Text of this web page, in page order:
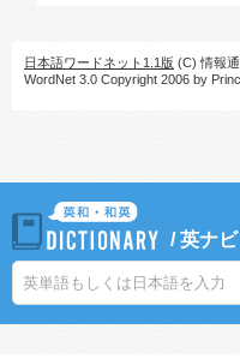
日本語ワードネット1.1版 (C) 情報
WordNet 3.0 Copyright 2006 by
/英ナ